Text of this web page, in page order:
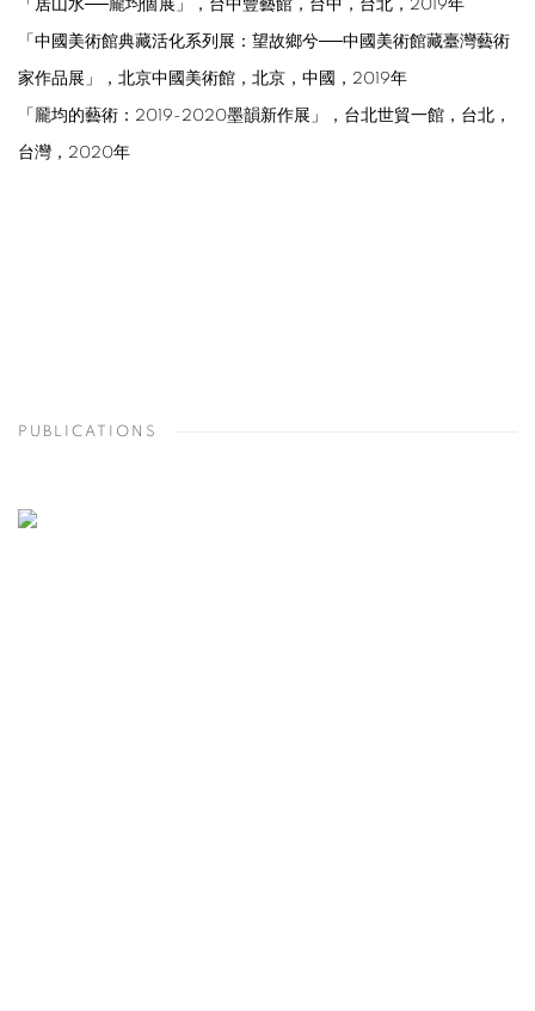
「居山水──龎均個展」，台中豐藝館，台中，台北，2019年
「中國美術館典藏活化系列展：望故鄉兮──中國美術館藏臺灣藝術
家作品展」， 北京中國美術館，北京，中國，2019年
「龎均的藝術：2019-2020墨韻新作展」，台北世貿一館，台北，
台灣，2020年
PUBLICATIONS